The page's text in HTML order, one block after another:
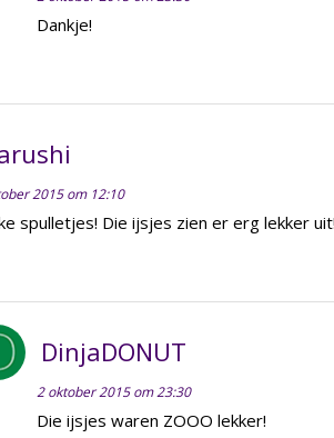
Dankje!
2015 om 12:10
spulletjes! Die ijsjes zien er erg lekker
DinjaDONUT
2 oktober 2015 om 23:30
Die ijsjes waren ZOOO lekker!